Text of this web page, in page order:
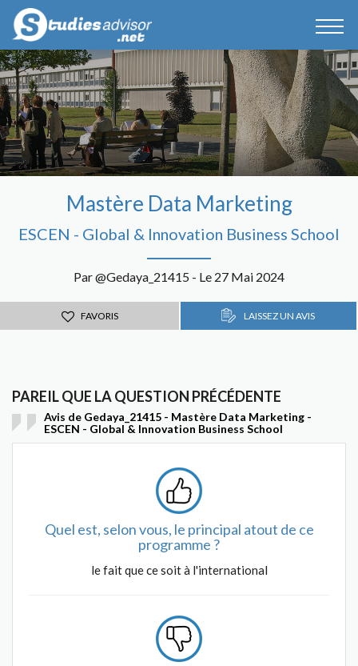
Mastère Data Marketing
ESCEN - Global & Innovation Business School
Par @Gedaya_21415 - Le 27 Mai 2024
FAVORIS LAISSEZ UN AVIS
PAREIL QUE LA QUESTION PRÉCÉDENTE
Avis de Gedaya_21415 - Mastère Data Marketing -
ESCEN - Global & Innovation Business School
Quel est, selon vous, le principal atout de ce
programme ?
le fait que ce soit à l'international